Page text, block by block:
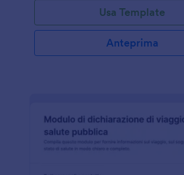
Usa Template
Anteprima